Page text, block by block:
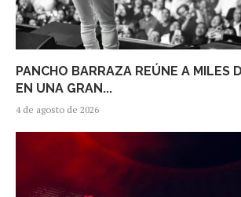
PANCHO BARRAZA REÚNE A MILES
EN UNA GRAN...
4 de agosto de 2026